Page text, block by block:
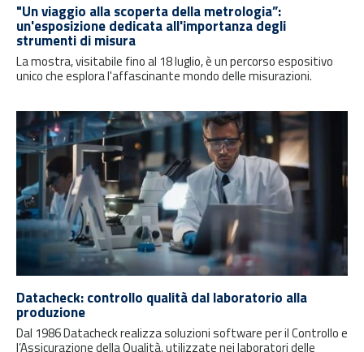
"Un viaggio alla scoperta della metrologia”:
un'esposizione dedicata all'importanza degli
strumenti di misura
La mostra, visitabile fino al 18 luglio, è un percorso espositivo
unico che esplora l'affascinante mondo delle misurazioni.
Datacheck: controllo qualità dal laboratorio alla
produzione
Dal 1986 Datacheck realizza soluzioni software per il Controllo e
l’Assicurazione della Qualità, utilizzate nei laboratori delle